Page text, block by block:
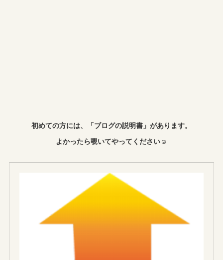
初めての方には、「ブログの説明書」があります。
よかったら覗いてやってください☺︎